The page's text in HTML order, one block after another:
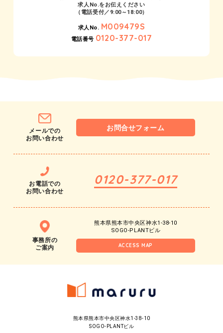
求人No.をお伝えください
（電話受付／9:00～18:00）
求人No. M009479S
電話番号 0120-377-017
メールでの
お問い合わせ
お問合せフォーム
お電話での
お問い合わせ
0120-377-017
事務所の
ご案内
ACCESS MAP
熊本県熊本市中央区神水1-38-10
SOGO-PLANTビル
熊本県熊本市中央区神水1-38-10
SOGO-PLANTビル